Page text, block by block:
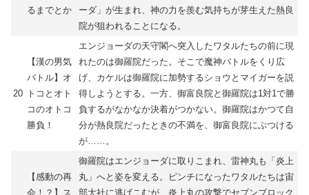
るまでとか
ーダ」が生まれ、神の力を羨む気持ちが芽生えた熱良
院が狙われることになる。
20
【漢の男気
バトル】オ
トコとオト
コのオトコ
勝負！
エンジョーダの天守閣へ突入したワタルたちの前に現
れたのは御羅院だった。そこで魔神バトルをくり広
げ、カケルは御羅院に加勢するショウとマイガーを説
得しようとする。一方、御富良院と御羅院は1対1で勝
負するがなかなか決着がつかない。御羅院はかつて自
分が熱良院だったときの不満を、御富良院にぶつける
が……。
【感動の再
会！？】ス
御羅院はエンジョーダに取りこまれ、雷神丸も「炎上
丸」へと姿を変える。ピンチになったワタルたちは宙
部大社に逃げこむが、炎上丸の攻撃でセブンブロック